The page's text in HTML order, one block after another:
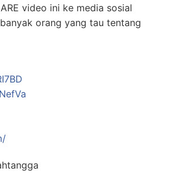
video ini ke media sosial
orang yang tau tentang